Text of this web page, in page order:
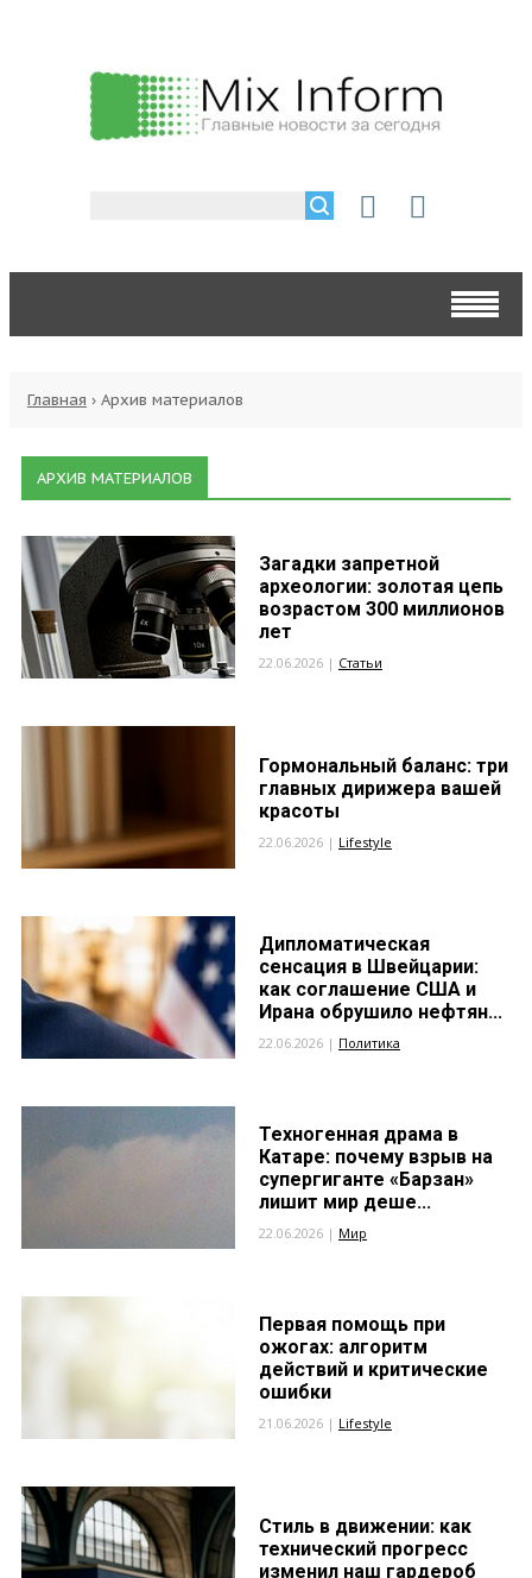
Главная › Архив материалов
АРХИВ МАТЕРИАЛОВ
Загадки запретной
археологии: золотая цепь
возрастом 300 миллионов
лет
22.06.2026 | Статьи
Гормональный баланс: три
главных дирижера вашей
красоты
22.06.2026 | Lifestyle
Дипломатическая
сенсация в Швейцарии:
как соглашение США и
Ирана обрушило нефтян...
22.06.2026 | Политика
Техногенная драма в
Катаре: почему взрыв на
супергиганте «Барзан»
лишит мир деше...
22.06.2026 | Мир
Первая помощь при
ожогах: алгоритм
действий и критические
ошибки
21.06.2026 | Lifestyle
Стиль в движении: как
технический прогресс
изменил наш гардероб